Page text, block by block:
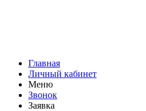
Главная
Личный кабинет
Меню
Звонок
Заявка